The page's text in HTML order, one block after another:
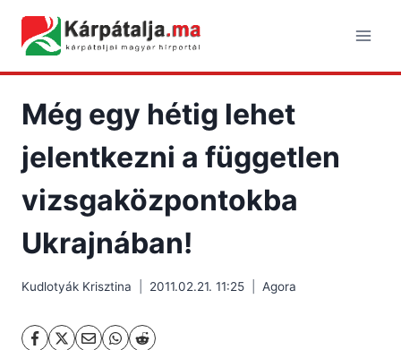
content
Még egy hétig lehet
jelentkezni a független
vizsgaközpontokba
Ukrajnában!
Kudlotyák Krisztina 2011.02.21. 11:25 Agora